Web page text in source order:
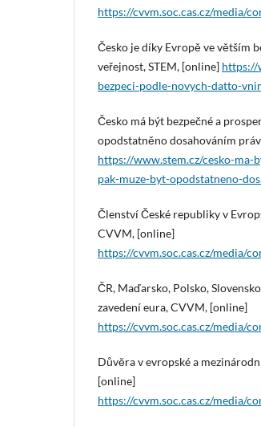
https://cvvm.soc.cas.cz/media/
Česko je díky Evropě ve větším
veřejnost, STEM, [online] https://
bezpeci-podle-novych-datto-
Česko má být bezpečné a
opodstatněno dosahováním
https://www.stem.cz/cesko-ma-
pak-muze-byt-opodstatneno-
Členství České republiky v
CVVM, [online]
https://cvvm.soc.cas.cz/media/
ČR, Maďarsko, Polsko,
zavedení eura, CVVM, [online]
https://cvvm.soc.cas.cz/media/
Důvěra v evropské a
[online]
https://cvvm.soc.cas.cz/media/